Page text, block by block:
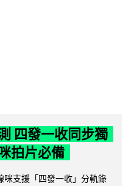
四發一收同步獨
拍片必備
支援「四發一收」分軌錄